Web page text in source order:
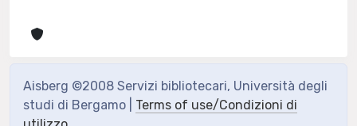
Aisberg ©2008 Servizi bibliotecari, Università degli
studi di Bergamo | Terms of use/Condizioni di